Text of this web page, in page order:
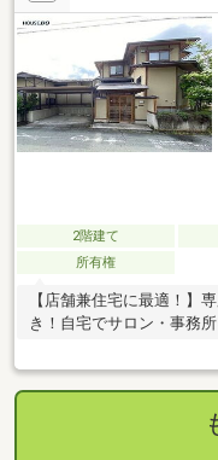
2階建て
所有権
【店舗兼住宅に最適！】
き！自宅でサロン・事務